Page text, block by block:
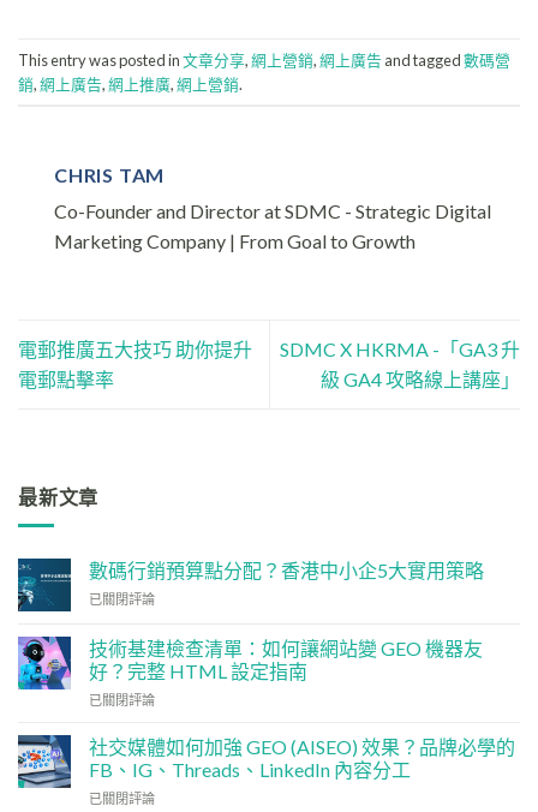
This entry was posted in文章分享,網上營銷,網上廣告 and tagged數碼營
銷,網上廣告,網上推廣,網上營銷.
CHRIS TAM
Co-Founder and Director at SDMC - Strategic Digital
Marketing Company | From Goal to Growth
電郵推廣五大技巧 助你提升
電郵點擊率
SDMC X HKRMA -「GA3 升
級 GA4 攻略線上講座」
最新文章
數碼行銷預算點分配？香港中小企5大實用策略
數
行
銷
預
算
分
配？
香
港
已關閉評論
技術基建檢查清單：如何讓網站變 GEO 機器友
好？完整 HTML 設定指南
技
基
建
檢
查
已關閉評論
社交媒體如何加強 GEO (AISEO) 效果？品牌必學的
FB、IG、Threads、LinkedIn 內容分工
社
已關閉評論